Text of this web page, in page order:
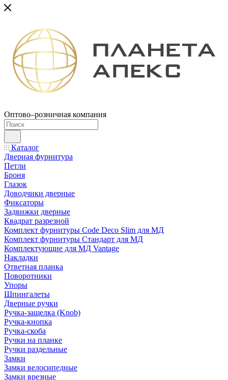
Оптово–розничная компания
Каталог
Дверная фурнитура
Петли
Броня
Глазок
Доводчики дверные
Фиксаторы
Задвижки дверные
Квадрат разрезной
Комплект фурнитуры Code Deco Slim для МД
Комплект фурнитуры Стандарт для МД
Комплектующие для МД Vantage
Накладки
Ответная планка
Поворотники
Упоры
Шпингалеты
Дверные ручки
Ручка-защелка (Knob)
Ручка-кнопка
Ручка-скоба
Ручки на планке
Ручки раздельные
Замки
Замки велосипедные
Замки врезные